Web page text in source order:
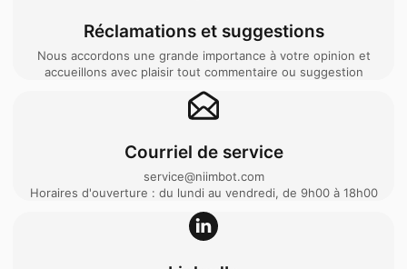
Réclamations et suggestions
Nous accordons une grande importance à votre opinion et
accueillons avec plaisir tout commentaire ou suggestion
Courriel de service
service@niimbot.com
Horaires d'ouverture : du lundi au vendredi, de 9h00 à 18h00